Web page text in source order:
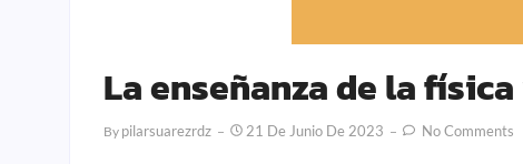
La enseñanza de la
By Pilarsuarezrdz 21 De Junio De 2023 No Comments